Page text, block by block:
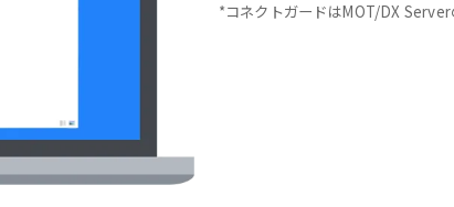
*コネクトガードはMOT/DX